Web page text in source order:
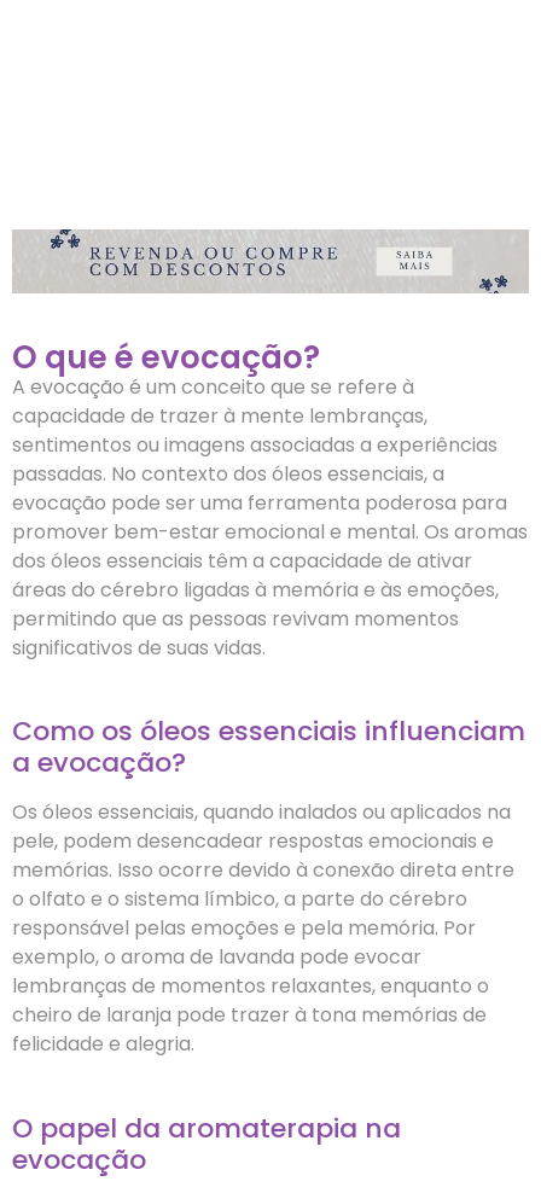
O que é evocação?
A evocação é um conceito que se refere à
capacidade de trazer à mente lembranças,
sentimentos ou imagens associadas a experiências
passadas. No contexto dos óleos essenciais, a
evocação pode ser uma ferramenta poderosa para
promover bem-estar emocional e mental. Os aromas
dos óleos essenciais têm a capacidade de ativar
áreas do cérebro ligadas à memória e às emoções,
permitindo que as pessoas revivam momentos
significativos de suas vidas.
Como os óleos essenciais influenciam
a evocação?
Os óleos essenciais, quando inalados ou aplicados na
pele, podem desencadear respostas emocionais e
memórias. Isso ocorre devido à conexão direta entre
o olfato e o sistema límbico, a parte do cérebro
responsável pelas emoções e pela memória. Por
exemplo, o aroma de lavanda pode evocar
lembranças de momentos relaxantes, enquanto o
cheiro de laranja pode trazer à tona memórias de
felicidade e alegria.
O papel da aromaterapia na
evocação